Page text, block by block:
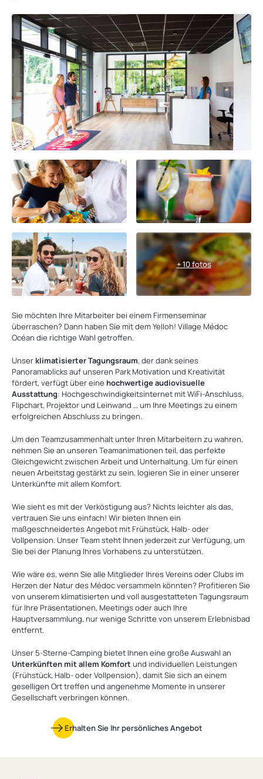
+ 10 fotos
Sie möchten Ihre Mitarbeiter bei einem Firmenseminar
überraschen? Dann haben Sie mit dem Yelloh! Village Médoc
Océan die richtige Wahl getroffen.
Unser klimatisierter Tagungsraum, der dank seines
Panoramablicks auf unseren Park Motivation und Kreativität
fördert, verfügt über eine hochwertige audiovisuelle
Ausstattung: Hochgeschwindigkeitsinternet mit WiFi-Anschluss,
Flipchart, Projektor und Leinwand … um Ihre Meetings zu einem
erfolgreichen Abschluss zu bringen.
Um den Teamzusammenhalt unter Ihren Mitarbeitern zu wahren,
nehmen Sie an unseren Teamanimationen teil, das perfekte
Gleichgewicht zwischen Arbeit und Unterhaltung. Um für einen
neuen Arbeitstag gestärkt zu sein, logieren Sie in einer unserer
Unterkünfte mit allem Komfort.
Wie sieht es mit der Verköstigung aus? Nichts leichter als das,
vertrauen Sie uns einfach! Wir bieten Ihnen ein
maßgeschneidertes Angebot mit Frühstück, Halb- oder
Vollpension. Unser Team steht Ihnen jederzeit zur Verfügung, um
Sie bei der Planung Ihres Vorhabens zu unterstützen.
Wie wäre es, wenn Sie alle Mitglieder Ihres Vereins oder Clubs im
Herzen der Natur des Médoc versammeln könnten? Profitieren Sie
von unserem klimatisierten und voll ausgestatteten Tagungsraum
für Ihre Präsentationen, Meetings oder auch Ihre
Hauptversammlung, nur wenige Schritte von unserem Erlebnisbad
entfernt.
Unser 5-Sterne-Camping bietet Ihnen eine große Auswahl an
Unterkünften mit allem Komfort und individuellen Leistungen
(Frühstück, Halb- oder Vollpension), damit Sie sich an einem
geselligen Ort treffen und angenehme Momente in unserer
Gesellschaft verbringen können.
Erhalten Sie Ihr persönliches Angebot